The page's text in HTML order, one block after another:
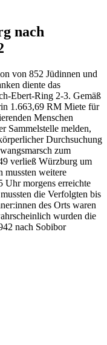
nach
von 852 Jüdinnen und
diente das
Ebert-Ring 2-3. Gemäß
1.663,69 RM Miete für
Menschen
Sammelstelle melden,
Durchsuchung
zum
verließ Würzburg um
mussten weitere
Uhr morgens erreichte
die Verfolgten bis
des Orts waren
wurden die
nach Sobibor